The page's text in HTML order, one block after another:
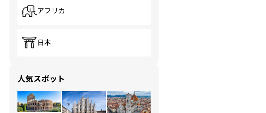
アフリカ
日本
人気スポット